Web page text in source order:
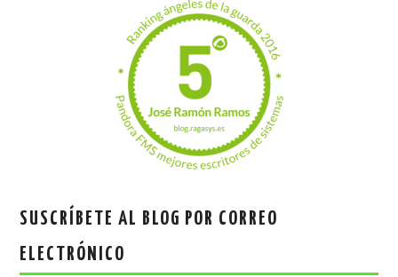
SUSCRÍBETE AL BLOG POR CORREO
ELECTRÓNICO